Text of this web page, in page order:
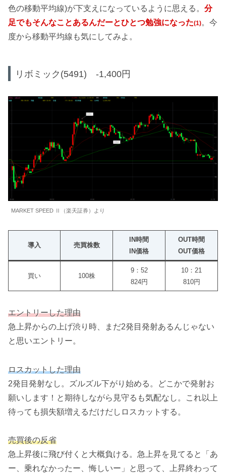
色の移動平均線)が下支えになっているように思える。 分
足でもそんなことあるんだーとひとつ勉強になった(1)。今
度から移動平均線も気にしてみよ。
リボミック(5491) -1,400円
MARKET SPEED Ⅱ（楽天証券）より
導入 売買株数
IN時間
IN価格
OUT時間
OUT価格
買い 100株
9：52
824円
10：21
810円
エントリーした理由
急上昇からの上げ渋り時、まだ2発目発射あるんじゃない
と思いエントリー。
ロスカットした理由
2発目発射なし。ズルズル下がり始める。どこかで発射お
願いします！と期待しながら見守るも気配なし。これ以上
待っても損失額増えるだけだしロスカットする。
売買後の反省
急上昇後に飛び付くと大概負ける。急上昇を見てると「あ
ー、乗れなかったー、悔しいー」と思って、上昇終わって